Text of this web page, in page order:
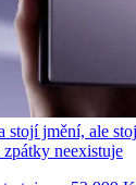
jmění, ale
neexistuje